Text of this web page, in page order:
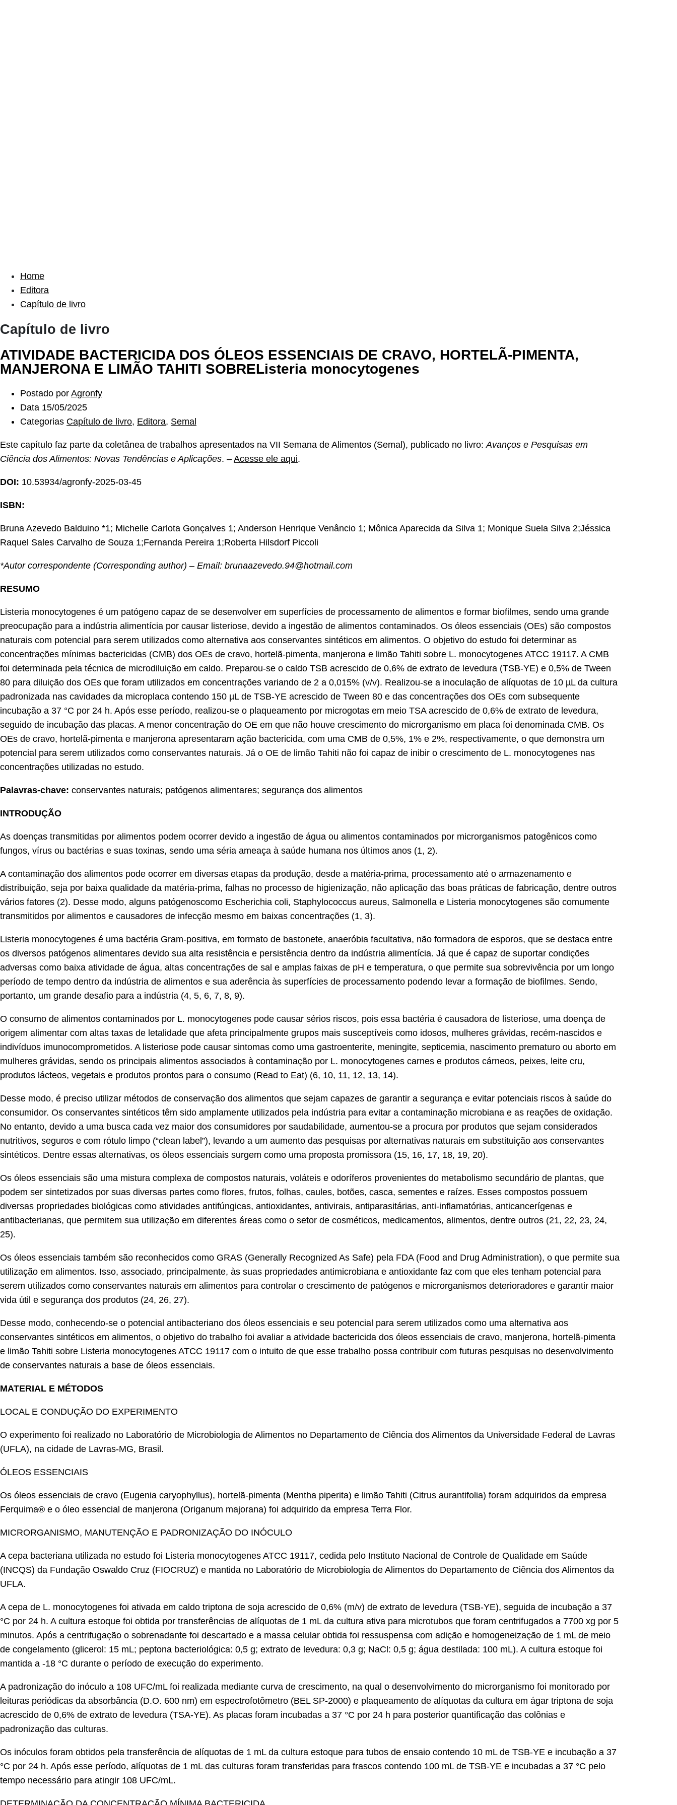
Home
Editora
Capítulo de livro
Capítulo de livro
ATIVIDADE BACTERICIDA DOS ÓLEOS ESSENCIAIS DE CRAVO, HORTELÃ-PIMENTA,
MANJERONA E LIMÃO TAHITI SOBREListeria monocytogenes
Postado por Agronfy
Data 15/05/2025
Categorias Capítulo de livro, Editora, Semal
Este capítulo faz parte da coletânea de trabalhos apresentados na VII Semana de Alimentos (Semal), publicado no livro: Avanços e Pesquisas em
Ciência dos Alimentos: Novas Tendências e Aplicações. – Acesse ele aqui.
DOI: 10.53934/agronfy-2025-03-45
ISBN:
Bruna Azevedo Balduino *1; Michelle Carlota Gonçalves 1; Anderson Henrique Venâncio 1; Mônica Aparecida da Silva 1; Monique Suela Silva 2;Jéssica
Raquel Sales Carvalho de Souza 1;Fernanda Pereira 1;Roberta Hilsdorf Piccoli
*Autor correspondente (Corresponding author) – Email: brunaazevedo.94@hotmail.com
RESUMO
Listeria monocytogenes é um patógeno capaz de se desenvolver em superfícies de processamento de alimentos e formar biofilmes, sendo uma grande
preocupação para a indústria alimentícia por causar listeriose, devido a ingestão de alimentos contaminados. Os óleos essenciais (OEs) são compostos
naturais com potencial para serem utilizados como alternativa aos conservantes sintéticos em alimentos. O objetivo do estudo foi determinar as
concentrações mínimas bactericidas (CMB) dos OEs de cravo, hortelã-pimenta, manjerona e limão Tahiti sobre L. monocytogenes ATCC 19117. A CMB
foi determinada pela técnica de microdiluição em caldo. Preparou-se o caldo TSB acrescido de 0,6% de extrato de levedura (TSB-YE) e 0,5% de Tween
80 para diluição dos OEs que foram utilizados em concentrações variando de 2 a 0,015% (v/v). Realizou-se a inoculação de alíquotas de 10 µL da cultura
padronizada nas cavidades da microplaca contendo 150 µL de TSB-YE acrescido de Tween 80 e das concentrações dos OEs com subsequente
incubação a 37 °C por 24 h. Após esse período, realizou-se o plaqueamento por microgotas em meio TSA acrescido de 0,6% de extrato de levedura,
seguido de incubação das placas. A menor concentração do OE em que não houve crescimento do microrganismo em placa foi denominada CMB. Os
OEs de cravo, hortelã-pimenta e manjerona apresentaram ação bactericida, com uma CMB de 0,5%, 1% e 2%, respectivamente, o que demonstra um
potencial para serem utilizados como conservantes naturais. Já o OE de limão Tahiti não foi capaz de inibir o crescimento de L. monocytogenes nas
concentrações utilizadas no estudo.
Palavras-chave: conservantes naturais; patógenos alimentares; segurança dos alimentos
INTRODUÇÃO
As doenças transmitidas por alimentos podem ocorrer devido a ingestão de água ou alimentos contaminados por microrganismos patogênicos como
fungos, vírus ou bactérias e suas toxinas, sendo uma séria ameaça à saúde humana nos últimos anos (1, 2).
A contaminação dos alimentos pode ocorrer em diversas etapas da produção, desde a matéria-prima, processamento até o armazenamento e
distribuição, seja por baixa qualidade da matéria-prima, falhas no processo de higienização, não aplicação das boas práticas de fabricação, dentre outros
vários fatores (2). Desse modo, alguns patógenoscomo Escherichia coli, Staphylococcus aureus, Salmonella e Listeria monocytogenes são comumente
transmitidos por alimentos e causadores de infecção mesmo em baixas concentrações (1, 3).
Listeria monocytogenes é uma bactéria Gram-positiva, em formato de bastonete, anaeróbia facultativa, não formadora de esporos, que se destaca entre
os diversos patógenos alimentares devido sua alta resistência e persistência dentro da indústria alimentícia. Já que é capaz de suportar condições
adversas como baixa atividade de água, altas concentrações de sal e amplas faixas de pH e temperatura, o que permite sua sobrevivência por um longo
período de tempo dentro da indústria de alimentos e sua aderência às superfícies de processamento podendo levar a formação de biofilmes. Sendo,
portanto, um grande desafio para a indústria (4, 5, 6, 7, 8, 9).
O consumo de alimentos contaminados por L. monocytogenes pode causar sérios riscos, pois essa bactéria é causadora de listeriose, uma doença de
origem alimentar com altas taxas de letalidade que afeta principalmente grupos mais susceptíveis como idosos, mulheres grávidas, recém-nascidos e
indivíduos imunocomprometidos. A listeriose pode causar sintomas como uma gastroenterite, meningite, septicemia, nascimento prematuro ou aborto em
mulheres grávidas, sendo os principais alimentos associados à contaminação por L. monocytogenes carnes e produtos cárneos, peixes, leite cru,
produtos lácteos, vegetais e produtos prontos para o consumo (Read to Eat) (6, 10, 11, 12, 13, 14).
Desse modo, é preciso utilizar métodos de conservação dos alimentos que sejam capazes de garantir a segurança e evitar potenciais riscos à saúde do
consumidor. Os conservantes sintéticos têm sido amplamente utilizados pela indústria para evitar a contaminação microbiana e as reações de oxidação.
No entanto, devido a uma busca cada vez maior dos consumidores por saudabilidade, aumentou-se a procura por produtos que sejam considerados
nutritivos, seguros e com rótulo limpo (“clean label”), levando a um aumento das pesquisas por alternativas naturais em substituição aos conservantes
sintéticos. Dentre essas alternativas, os óleos essenciais surgem como uma proposta promissora (15, 16, 17, 18, 19, 20).
Os óleos essenciais são uma mistura complexa de compostos naturais, voláteis e odoríferos provenientes do metabolismo secundário de plantas, que
podem ser sintetizados por suas diversas partes como flores, frutos, folhas, caules, botões, casca, sementes e raízes. Esses compostos possuem
diversas propriedades biológicas como atividades antifúngicas, antioxidantes, antivirais, antiparasitárias, anti-inflamatórias, anticancerígenas e
antibacterianas, que permitem sua utilização em diferentes áreas como o setor de cosméticos, medicamentos, alimentos, dentre outros (21, 22, 23, 24,
25).
Os óleos essenciais também são reconhecidos como GRAS (Generally Recognized As Safe) pela FDA (Food and Drug Administration), o que permite sua
utilização em alimentos. Isso, associado, principalmente, às suas propriedades antimicrobiana e antioxidante faz com que eles tenham potencial para
serem utilizados como conservantes naturais em alimentos para controlar o crescimento de patógenos e microrganismos deterioradores e garantir maior
vida útil e segurança dos produtos (24, 26, 27).
Desse modo, conhecendo-se o potencial antibacteriano dos óleos essenciais e seu potencial para serem utilizados como uma alternativa aos
conservantes sintéticos em alimentos, o objetivo do trabalho foi avaliar a atividade bactericida dos óleos essenciais de cravo, manjerona, hortelã-pimenta
e limão Tahiti sobre Listeria monocytogenes ATCC 19117 com o intuito de que esse trabalho possa contribuir com futuras pesquisas no desenvolvimento
de conservantes naturais a base de óleos essenciais.
MATERIAL E MÉTODOS
LOCAL E CONDUÇÃO DO EXPERIMENTO
O experimento foi realizado no Laboratório de Microbiologia de Alimentos no Departamento de Ciência dos Alimentos da Universidade Federal de Lavras
(UFLA), na cidade de Lavras-MG, Brasil.
ÓLEOS ESSENCIAIS
Os óleos essenciais de cravo (Eugenia caryophyllus), hortelã-pimenta (Mentha piperita) e limão Tahiti (Citrus aurantifolia) foram adquiridos da empresa
Ferquima® e o óleo essencial de manjerona (Origanum majorana) foi adquirido da empresa Terra Flor.
MICRORGANISMO, MANUTENÇÃO E PADRONIZAÇÃO DO INÓCULO
A cepa bacteriana utilizada no estudo foi Listeria monocytogenes ATCC 19117, cedida pelo Instituto Nacional de Controle de Qualidade em Saúde
(INCQS) da Fundação Oswaldo Cruz (FIOCRUZ) e mantida no Laboratório de Microbiologia de Alimentos do Departamento de Ciência dos Alimentos da
UFLA.
A cepa de L. monocytogenes foi ativada em caldo triptona de soja acrescido de 0,6% (m/v) de extrato de levedura (TSB-YE), seguida de incubação a 37
°C por 24 h. A cultura estoque foi obtida por transferências de alíquotas de 1 mL da cultura ativa para microtubos que foram centrifugados a 7700 xg por 5
minutos. Após a centrifugação o sobrenadante foi descartado e a massa celular obtida foi ressuspensa com adição e homogeneização de 1 mL de meio
de congelamento (glicerol: 15 mL; peptona bacteriológica: 0,5 g; extrato de levedura: 0,3 g; NaCl: 0,5 g; água destilada: 100 mL). A cultura estoque foi
mantida a -18 °C durante o período de execução do experimento.
A padronização do inóculo a 108 UFC/mL foi realizada mediante curva de crescimento, na qual o desenvolvimento do microrganismo foi monitorado por
leituras periódicas da absorbância (D.O. 600 nm) em espectrofotômetro (BEL SP-2000) e plaqueamento de alíquotas da cultura em ágar triptona de soja
acrescido de 0,6% de extrato de levedura (TSA-YE). As placas foram incubadas a 37 °C por 24 h para posterior quantificação das colônias e
padronização das culturas.
Os inóculos foram obtidos pela transferência de alíquotas de 1 mL da cultura estoque para tubos de ensaio contendo 10 mL de TSB-YE e incubação a 37
°C por 24 h. Após esse período, alíquotas de 1 mL das culturas foram transferidas para frascos contendo 100 mL de TSB-YE e incubadas a 37 °C pelo
tempo necessário para atingir 108 UFC/mL.